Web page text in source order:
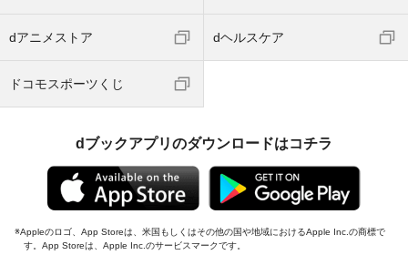
dアニメストア dヘルスケア
ドコモスポーツくじ
dブックアプリのダウンロードはコチラ
Appleのロゴ、App Storeは、米国もしくはその他の国や地域におけるApple Inc.の商標で
す。App Storeは、Apple Inc.のサービスマークです。